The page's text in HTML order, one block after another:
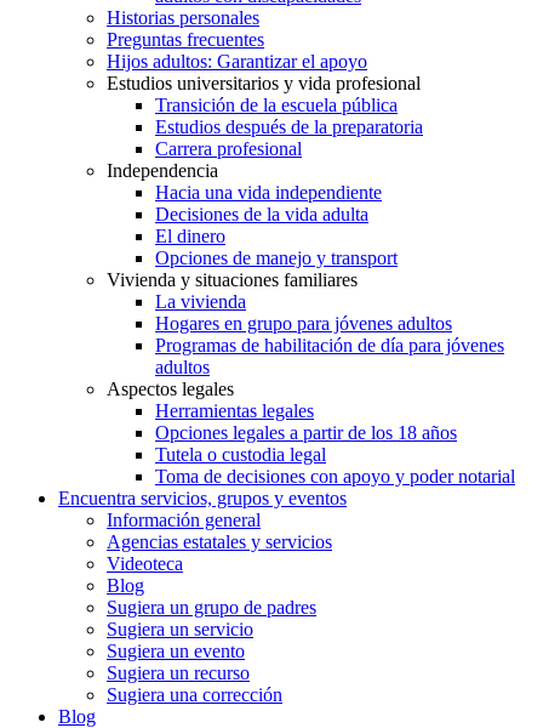
Historias personales
Preguntas frecuentes
Hijos adultos: Garantizar el apoyo
Estudios universitarios y vida profesional
Transición de la escuela pública
Estudios después de la preparatoria
Carrera profesional
Independencia
Hacia una vida independiente
Decisiones de la vida adulta
El dinero
Opciones de manejo y transport
Vivienda y situaciones familiares
La vivienda
Hogares en grupo para jóvenes adultos
Programas de habilitación de día para jóvenes
adultos
Aspectos legales
Herramientas legales
Opciones legales a partir de los 18 años
Tutela o custodia legal
Toma de decisiones con apoyo y poder notarial
Encuentra servicios, grupos y eventos
Información general
Agencias estatales y servicios
Videoteca
Blog
Sugiera un grupo de padres
Sugiera un servicio
Sugiera un evento
Sugiera un recurso
Sugiera una corrección
Blog